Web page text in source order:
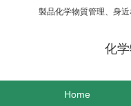
製品化学物質管理、身
化
Home